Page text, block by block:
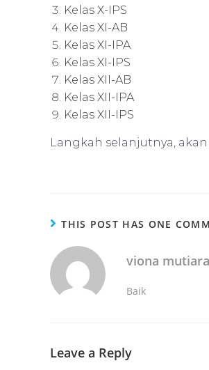
Kelas X-IPS
Kelas XI-AB
Kelas XI-IPA
Kelas XI-IPS
Kelas XII-AB
Kelas XII-IPA
Kelas XII-IPS
Langkah selanjutnya,
THIS POST HAS ONE
viona mutiara
Baik
Leave a Reply